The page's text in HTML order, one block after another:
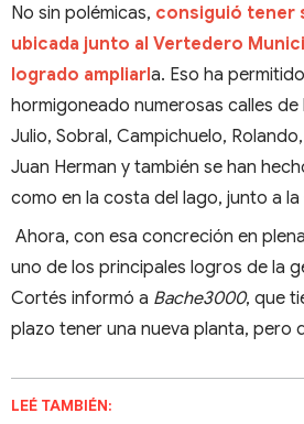
No sin polémicas, consiguió tener
ubicada junto al Vertedero
logrado ampliarla. Eso ha
hormigoneado numerosas calles
Julio, Sobral, Campichuelo,
Juan Herman y también se han
como en la costa del lago, junto a
Ahora, con esa concreción en
uno de los principales logros de la
Cortés informó a Bache3000, que
plazo tener una nueva planta, pero
LEÉ TAMBIÉN: